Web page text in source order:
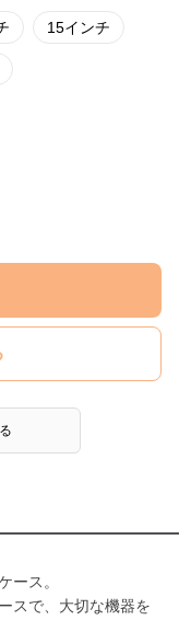
15インチ
ース。
スで、大切な機器を